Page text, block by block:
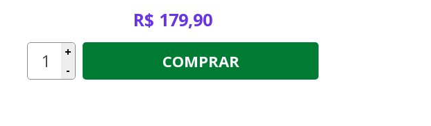
R$ 179,90
+
-
COMPRAR